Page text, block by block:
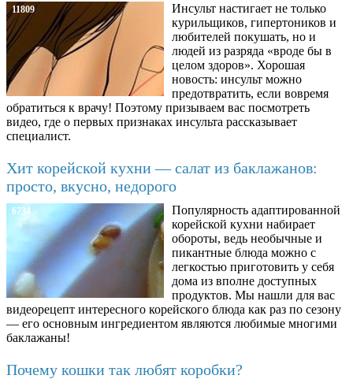
11809
Инсульт настигает не только
курильщиков, гипертоников и
любителей покушать, но и
людей из разряда «вроде бы в
целом здоров». Хорошая
новость: инсульт можно
предотвратить, если вовремя
обратиться к врачу! Поэтому призываем вас посмотреть
видео, где о первых признаках инсульта рассказывает
специалист.
Хит корейской кухни — салат из баклажанов:
просто, вкусно, недорого
6734
Популярность адаптированной
корейской кухни набирает
обороты, ведь необычные и
пикантные блюда можно с
легкостью приготовить у себя
дома из вполне доступных
продуктов. Мы нашли для вас
видеорецепт интересного корейского блюда как раз по сезону
— его основным ингредиентом являются любимые многими
баклажаны!
Почему кошки так любят коробки?